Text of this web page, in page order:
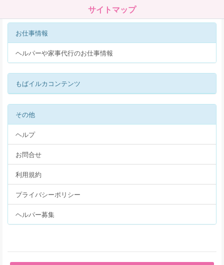
サイトマップ
お仕事情報
ヘルパーや家事代行のお仕事情報
もばイルカコンテンツ
その他
ヘルプ
お問合せ
利用規約
プライバシーポリシー
ヘルパー募集